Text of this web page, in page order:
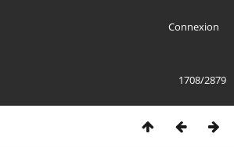
Connexion
1708/2879